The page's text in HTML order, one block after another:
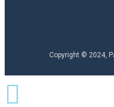
Copyright © 2024,